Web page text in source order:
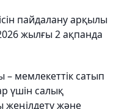
пайдалану арқылы
жылғы 2 ақпанда
мемлекеттік сатып
үшін салық
жеңілдету және